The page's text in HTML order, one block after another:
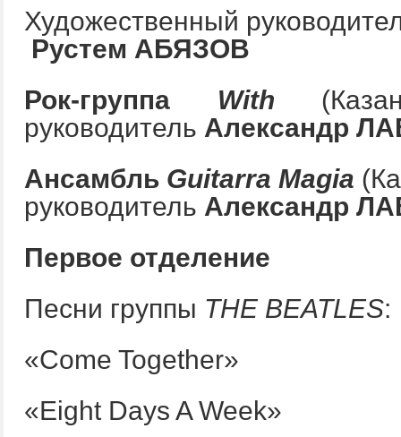
Художественный
Рустем АБЯЗОВ
Рок-группа With
руководитель Александр
Ансамбль Guitarra Magia
руководитель Александр
Первое отделение
Песни группы THE BEATLES:
«Come Together»
«Eight Days A Week»